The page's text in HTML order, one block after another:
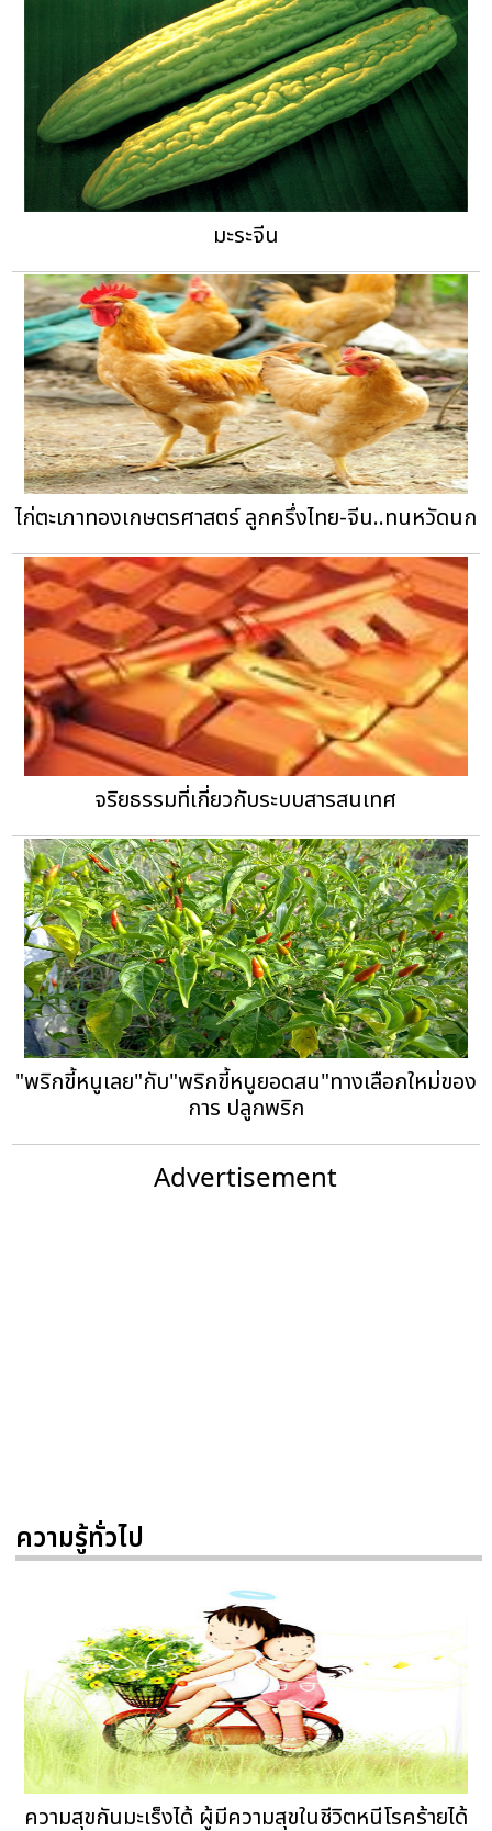
มะระจีน
ไก่ตะเภาทองเกษตรศาสตร์ ลูกครึ่งไทย-จีน..ทนหวัดนก
จริยธรรมที่เกี่ยวกับระบบสารสนเทศ
"พริกขี้หนูเลย"กับ"พริกขี้หนูยอดสน"ทางเลือกใหม่ของ
การ ปลูกพริก
Advertisement
ความรู้ทั่วไป
ความสุขกันมะเร็งได้ ผู้มีความสุขในชีวิตหนีโรคร้ายได้